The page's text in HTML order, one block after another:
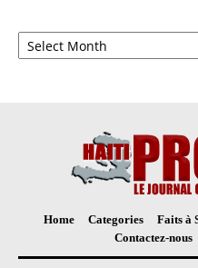
Archives
Home Categories Faits à
Contactez-nous